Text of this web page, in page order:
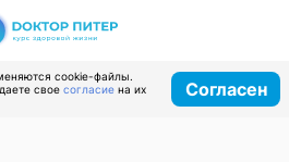
cookie-файлы.
свое согласие на их
Согласен